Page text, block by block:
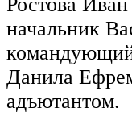
начальник
Данила
адъютантом.